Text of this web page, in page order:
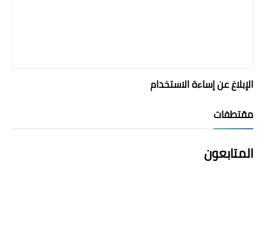
الإبلاغ عن إساءة الاستخدام
مقتطفات
المتابعون